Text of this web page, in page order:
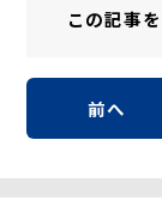
この記事を
前へ